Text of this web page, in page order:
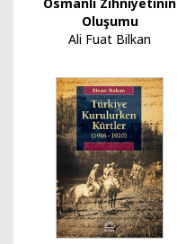
Oluşumu
Ali Fuat Bilkan